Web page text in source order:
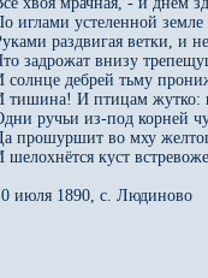
иглами устеленной
раздвигая ветки, и
задрожат внизу
солнце дебрей тьму
тишина! И птицам жутко:
ручьи из-под корней
прошуршит во мху
шелохнётся куст
июля 1890, с. Людиново